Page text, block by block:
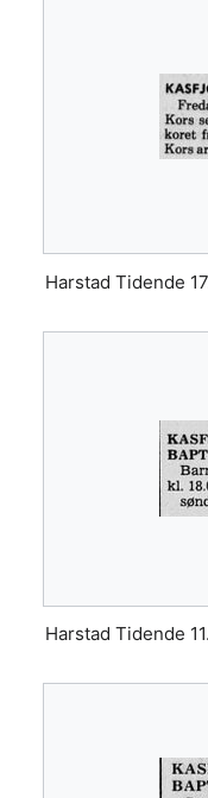
Harstad Tidende
Harstad Tidende